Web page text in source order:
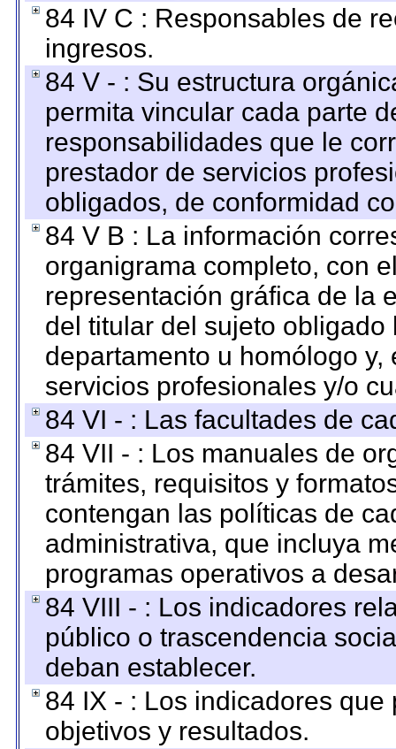
84 IV C : Responsables de
ingresos.
84 V - : Su estructura
permita vincular cada parte
responsabilidades que le
prestador de servicios
obligados, de conformidad
84 V B : La información
organigrama completo, con
representación gráfica de la
del titular del sujeto
departamento u homólogo
servicios profesionales y/o
84 VI - : Las facultades de
84 VII - : Los manuales de
trámites, requisitos y
contengan las políticas de
administrativa, que incluya
programas operativos a
84 VIII - : Los indicadores
público o trascendencia
deban establecer.
84 IX - : Los indicadores
objetivos y resultados.